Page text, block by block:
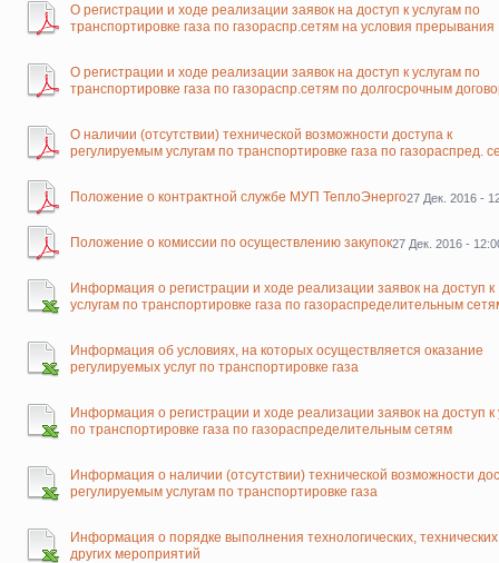
О регистрации и ходе реализации заявок на доступ к услугам по
транспортировке газа по газораспр.сетям на условия прерывания
О регистрации и ходе реализации заявок на доступ к услугам по
транспортировке газа по газораспр.сетям по долгосрочным
О наличии (отсутствии) технической возможности доступа к
регулируемым услугам по транспортировке газа по газораспред.
Положение о контрактной службе МУП ТеплоЭнерго27 Дек. 2016 -
Положение о комиссии по осуществлению закупок27 Дек. 2016 -
Информация о регистрации и ходе реализации заявок на доступ к
услугам по транспортировке газа по газораспределительным
Информация об условиях, на которых осуществляется оказание
регулируемых услуг по транспортировке газа
Информация о регистрации и ходе реализации заявок на доступ к
по транспортировке газа по газораспределительным сетям
Информация о наличии (отсутствии) технической возможности
регулируемым услугам по транспортировке газа
Информация о порядке выполнения технологических,
других мероприятий